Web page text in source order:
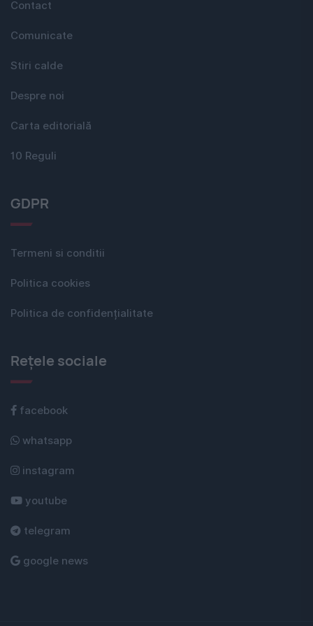
Contact
Comunicate
Stiri calde
Despre noi
Carta editorială
10 Reguli
GDPR
Termeni si conditii
Politica cookies
Politica de confidențialitate
Rețele sociale
facebook
whatsapp
instagram
youtube
telegram
google news